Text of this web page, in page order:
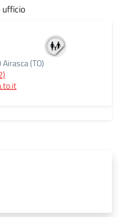
ufficio
(TO)